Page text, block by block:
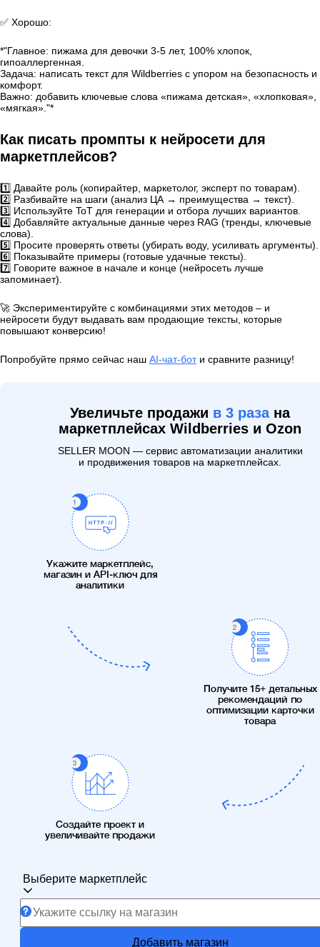
✅ Хорошо:
*"Главное: пижама для девочки 3-5 лет, 100% хлопок,
гипоаллергенная.
Задача: написать текст для Wildberries с упором на безопасность и
комфорт.
Важно: добавить ключевые слова «пижама детская», «хлопковая»,
«мягкая»."*
Как писать промпты к нейросети для
маркетплейсов?
1️⃣ Давайте роль (копирайтер, маркетолог, эксперт по товарам).
2️⃣ Разбивайте на шаги (анализ ЦА → преимущества → текст).
3️⃣ Используйте ToT для генерации и отбора лучших вариантов.
4️⃣ Добавляйте актуальные данные через RAG (тренды, ключевые
слова).
5️⃣ Просите проверять ответы (убирать воду, усиливать аргументы).
6️⃣ Показывайте примеры (готовые удачные тексты).
7️⃣ Говорите важное в начале и конце (нейросеть лучше
запоминает).
🚀 Экспериментируйте с комбинациями этих методов – и
нейросети будут выдавать вам продающие тексты, которые
повышают конверсию!
Попробуйте прямо сейчас наш AI-чат-боти сравните разницу!
Увеличьте продажи в 3 разана
маркетплейсах Wildberries и Ozon
SELLER MOON — сервис автоматизации аналитики
и продвижения товаров на маркетплейсах.
Укажите маркетплейс,
магазин и API-ключ для
аналитики
Получите 15+ детальных
рекомендаций по
оптимизации карточки
товара
Создайте проект и
увеличивайте продажи
Выберите маркетплейс
Добавить магазин